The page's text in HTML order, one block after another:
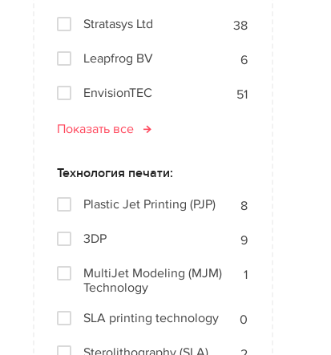
Stratasys Ltd 38
Leapfrog BV 6
EnvisionTEC 51
Показать все
Технология печати:
Plastic Jet Printing (PJP)
8
3DP 9
MultiJet Modeling (MJM)
Technology
1
SLA printing technology 0